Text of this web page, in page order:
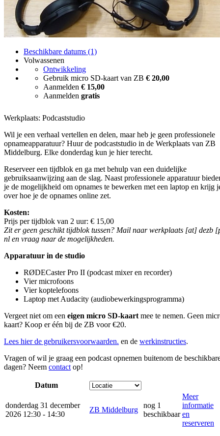
Beschikbare datums (1)
Volwassenen
Ontwikkeling
Gebruik micro SD-kaart van ZB € 20,00
Aanmelden € 15,00
Aanmelden gratis
Werkplaats: Podcaststudio
Wil je een verhaal vertellen en delen, maar heb je geen professionele
opnameapparatuur? Huur de podcaststudio in de Werkplaats van ZB
Middelburg. Elke donderdag kun je hier terecht.
Reserveer een tijdblok en ga met behulp van een duidelijke
gebruiksaanwijzing aan de slag. Naast professionele apparatuur
je de mogelijkheid om opnames te bewerken met een laptop en krijg
over hoe je de opnames online zet.
Kosten:
Prijs per tijdblok van 2 uur: € 15,00
Zit er geen geschikt tijdblok tussen? Mail naarwerkplaats [at] dezb
nl en vraag naar de mogelijkheden.
Apparatuur in de studio
RØDECaster Pro II (podcast mixer en recorder)
Vier microfoons
Vier koptelefoons
Laptop met Audacity (audiobewerkingsprogramma)
Vergeet niet om een eigen micro SD-kaart mee te nemen. Geen
kaart? Koop er één bij de ZB voor €20.
Lees hier de gebruikersvoorwaarden. en de werkinstructies.
Vragen of wil je graag een podcast opnemen buitenom de
dagen? Neem contact op!
Datum
donderdag 31 december
2026 12:30 - 14:30
ZB Middelburg
nog 1
beschikbaar
Meer
informatie
en
reserveren